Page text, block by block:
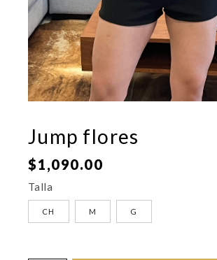
Jump flores
$1,090.00
Talla
CH M G